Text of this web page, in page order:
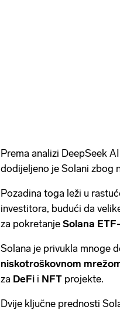
Prema analizi DeepSeek
dodijeljeno je Solani zbog
Pozadina toga leži u
investitora, budući da
za pokretanje Solana
Solana je privukla mnoge
niskotroškovnom
za DeFi i NFT projekte.
Dvije ključne prednosti